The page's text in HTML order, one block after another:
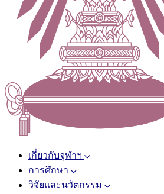
เกี่ยวกับจุฬาฯ
การศึกษา
วิจัยและนวัตกรรม